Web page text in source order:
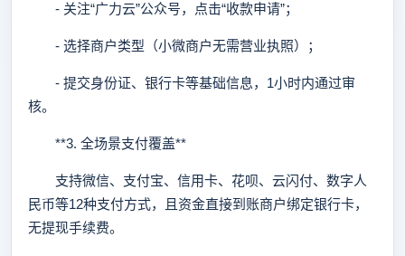
- 关注“广力云”公众号，点击“收款申请”；
- 选择商户类型（小微商户无需营业执照）；
- 提交身份证、银行卡等基础信息，1小时内通过审
核。
**3. 全场景支付覆盖**
支持微信、支付宝、信用卡、花呗、云闪付、数字人
民币等12种支付方式，且资金直接到账商户绑定银行卡，
无提现手续费。